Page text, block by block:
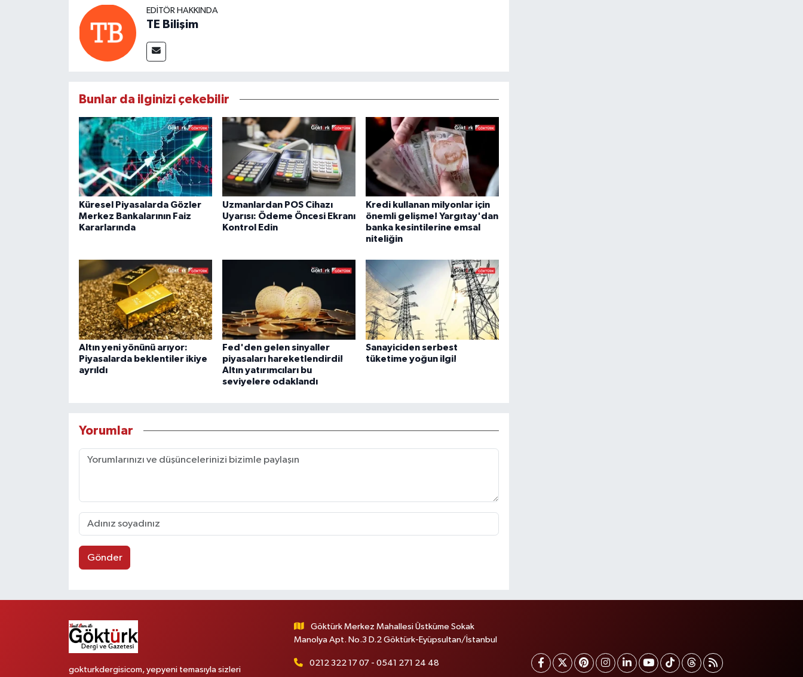
EDITÖR HAKKINDA
TE Bilişim
Bunlar da ilginizi çekebilir
Küresel Piyasalarda Gözler
Merkez Bankalarının Faiz
Kararlarında
Uzmanlardan POS Cihazı
Uyarısı: Ödeme Öncesi Ekranı
Kontrol Edin
Kredi kullanan milyonlar için
önemli gelişme! Yargıtay'dan
banka kesintilerine emsal
niteliğin
Altın yeni yönünü arıyor:
Piyasalarda beklentiler ikiye
ayrıldı
Fed'den gelen sinyaller
piyasaları hareketlendirdi!
Altın yatırımcıları bu
seviyelere odaklandı
Sanayiciden serbest
tüketime yoğun ilgi!
Yorumlar
Gönder
gokturkdergisicom, yepyeni temasıyla sizleri
Göktürk Merkez Mahallesi Üstküme Sokak
Manolya Apt. No.3 D.2 Göktürk-Eyüpsultan/İstanbul
0212 322 17 07 - 0541 271 24 48